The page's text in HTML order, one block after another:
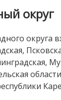
округ
округа